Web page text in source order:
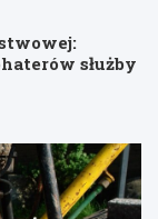
służby